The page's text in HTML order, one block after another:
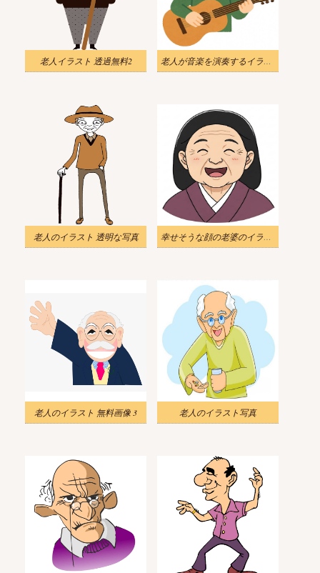
老人イラスト 透過無料2 老人が音楽を演奏するイラスト
老人のイラスト 透明な写真 幸せそうな顔の老婆のイラスト 2
老人のイラスト 無料画像 3 老人のイラスト写真